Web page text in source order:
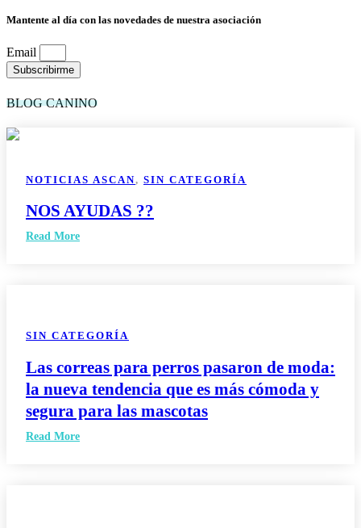
Mantente al día con las novedades de nuestra asociación
Email
Subscribirme
BLOG CANINO
NOTICIAS ASCAN, SIN CATEGORÍA
NOS AYUDAS ??
Read More
SIN CATEGORÍA
Las correas para perros pasaron de moda:
la nueva tendencia que es más cómoda y
segura para las mascotas
Read More